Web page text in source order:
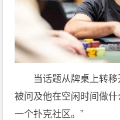
当话题从牌桌上转
被问及他在空闲时间做
一个扑克社区。”